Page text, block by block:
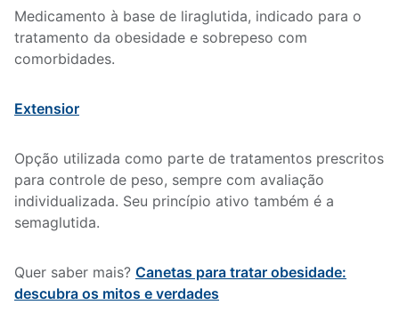
Medicamento à base de liraglutida, indicado para o
tratamento da obesidade e sobrepeso com
comorbidades.
Extensior
Opção utilizada como parte de tratamentos prescritos
para controle de peso, sempre com avaliação
individualizada. Seu princípio ativo também é a
semaglutida.
Quer saber mais? Canetas para tratar obesidade:
descubra os mitos e verdades